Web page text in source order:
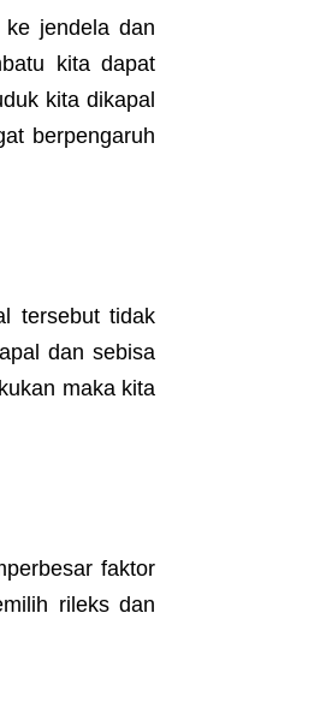
jendela dan
kita dapat
kita dikapal
berpengaruh
tersebut tidak
dan sebisa
maka kita
faktor
rileks dan